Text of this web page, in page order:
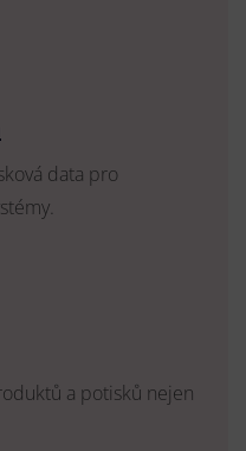
data pro
a potisků nejen